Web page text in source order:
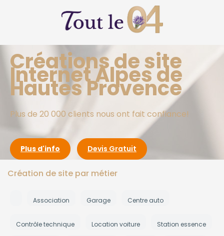
Créations de site
Internet Alpes de
Hautes Provence
Plus de 20 000 clients nous ont fait confiance!
Plus d'info Devis Gratuit
Création de site par métier
Association Garage Centre auto
Contrôle technique Location voiture Station essence